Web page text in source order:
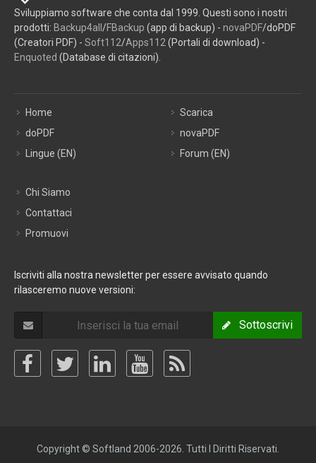
Sviluppiamo software che conta dal 1999. Questi sono i nostri
prodotti: Backup4all /FBackup (app di backup) - novaPDF/doPDF
(Creatori PDF) - Soft112/Apps112 (Portali di download) -
Enquoted (Database di citazioni).
Home
doPDF
Lingue (EN)
Scarica
novaPDF
Forum (EN)
Chi Siamo
Contattaci
Promuovi
Iscriviti alla nostra newsletter per essere avvisato quando
rilasceremo nuove versioni:
Sottoscrivi
Copyright © Softland 2006-2026. Tutti I Diritti Riservati.